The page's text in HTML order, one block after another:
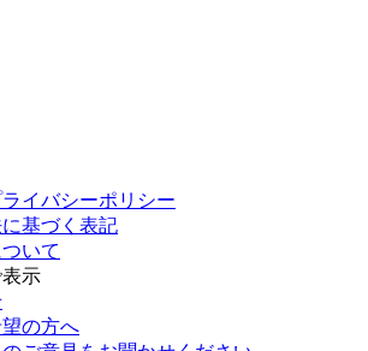
イバシーポリシー
基づく表記
いて
表示
の方へ